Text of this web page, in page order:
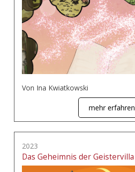
Von Ina Kwiatkowski
mehr erfahren
2023
Das Geheimnis der Geistervilla